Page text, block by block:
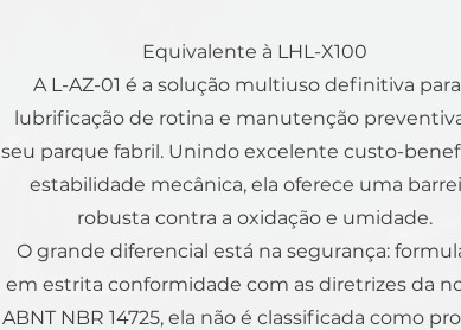
Equivalente à LHL-X100
A L-AZ-01 é a solução multiuso definitiva
lubrificação de rotina e manutenção
seu parque fabril. Unindo excelente custo-
estabilidade mecânica, ela oferece uma
robusta contra a oxidação e umidade.
O grande diferencial está na segurança:
em estrita conformidade com as diretrizes da
ABNT NBR 14725, ela não é classificada como